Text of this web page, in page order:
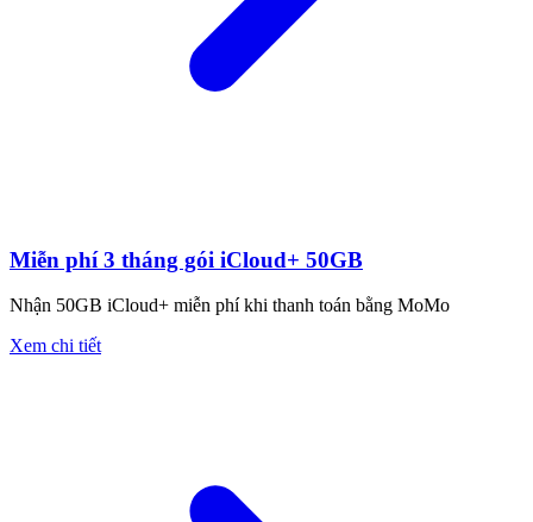
Miễn phí 3 tháng gói iCloud+ 50GB
Nhận 50GB iCloud+ miễn phí khi thanh toán bằng MoMo
Xem chi tiết